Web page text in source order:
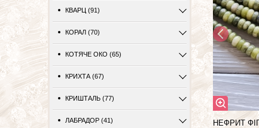
КВАРЦ (91)
КОРАЛ (70)
КОТЯЧЕ ОКО (65)
КРИХТА (67)
КРИШТАЛЬ (77)
ЛАБРАДОР (41) НЕФРИТ